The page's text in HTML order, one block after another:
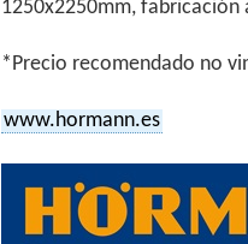
1250x2250mm,
*Precio recomendado no
www.hormann.es